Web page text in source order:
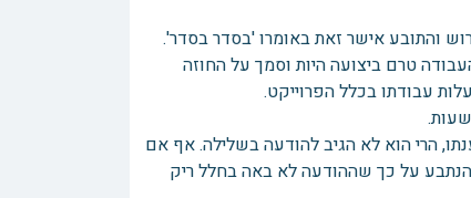
והתובע אישר זאת באומרו 'בסדר בסדר'.
טרם ביצועה היות וסמך על החוזה
עבודתו בכלל הפרוייקט.
הרי הוא לא הגיב להודעה בשלילה. אף אם
על כך שההודעה לא באה בחלל ריק